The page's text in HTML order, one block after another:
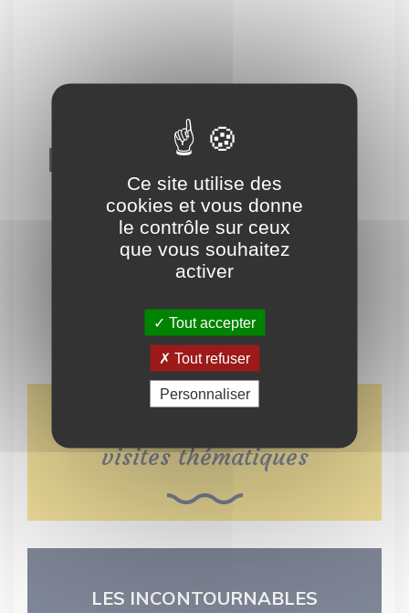
Patrimoine Civil
visites thématiques
LES INCONTOURNABLES
Ce site utilise des
cookies et vous donne
le contrôle sur ceux
que vous souhaitez
activer
Tout accepter
Tout refuser
Personnaliser